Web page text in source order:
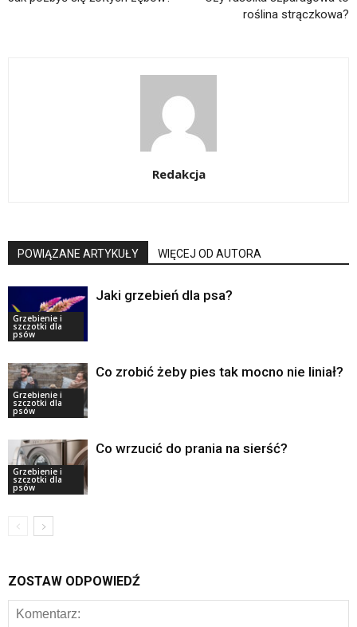
roślina strączkowa?
Redakcja
POWIĄZANE ARTYKUŁY WIĘCEJ OD AUTORA
Grzebienie i
szczotki dla
psów
Jaki grzebień dla psa?
Grzebienie i
szczotki dla
psów
Co zrobić żeby pies tak mocno nie liniał?
Grzebienie i
szczotki dla
psów
Co wrzucić do prania na sierść?
ZOSTAW ODPOWIEDŹ